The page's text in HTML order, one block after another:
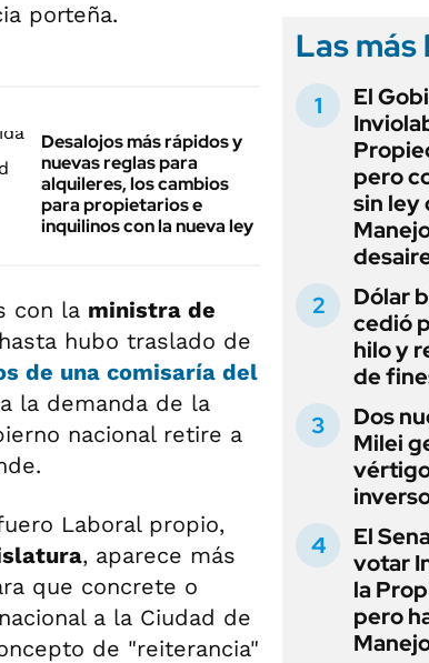
porteña.
Desalojos más rápidos y
nuevas reglas para
alquileres, los cambios
para propietarios e
inquilinos con la nueva ley
con la ministra de
hubo traslado de
de una comisaría del
la demanda de la
nacional retire a
Laboral propio,
, aparece más
que concrete o
a la Ciudad de
de "reiterancia"
Las más
El
pero
sin ley
Dólar
cedió
hilo y
de
Dos
Milei
El
votar
la
pero